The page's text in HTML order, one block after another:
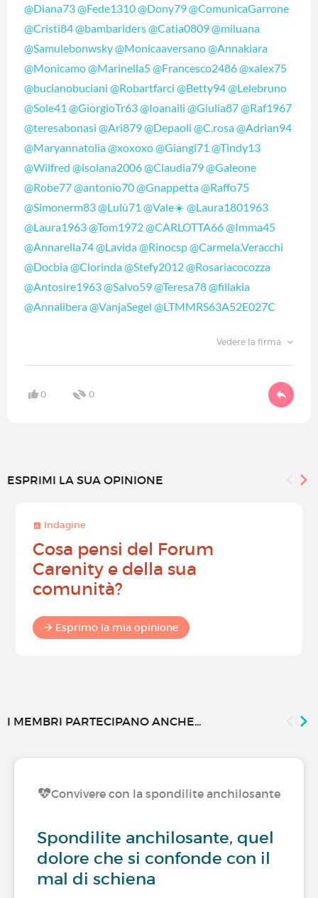
@Diana73@Fede1310@Dony79@ComunicaGarrone
@Cristi84@bambariders@Catia0809@miluana
@Samulebonwsky@Monicaaversano@Annakiara
@Monicamo@Marinella5@Francesco2486@xalex75
@bucianobuciani @Robartfarci @Betty94@Lelebruno
@Sole41 @GiorgioTr63@Ioanaili @Giulia87@Raf1967
@teresabonasi @Ari879@Depaoli @C.rosa@Adrian94
@Maryannatolia@xoxoxo@Giangi71 @Tindy13
@Wilfred @isolana2006@Claudia79@Galeone
@Robe77@antonio70@Gnappetta@Raffo75
@Simonerm83@Lulù71 @Vale☀️ @Laura1801963
@Laura1963@Tom1972@CARLOTTA66@Imma45
@Annarella74@Lavida@Rinocsp@Carmela.Veracchi
@Docbia@Clorinda@Stefy2012@Rosariacocozza
@Antosire1963@Salvo59@Teresa78@fillakia
@Annalibera@VanjaSegel @LTMMRS63A52E027C
Vedere la firma
0 0
ESPRIMI LA SUA OPINIONE
Indagine
Cosa pensi del Forum
Carenity e della sua
comunità?
Esprimo la mia opinione
I MEMBRI PARTECIPANO ANCHE...
Convivere con la spondilite anchilosante
Spondilite anchilosante, quel
dolore che si confonde con il
mal di schiena